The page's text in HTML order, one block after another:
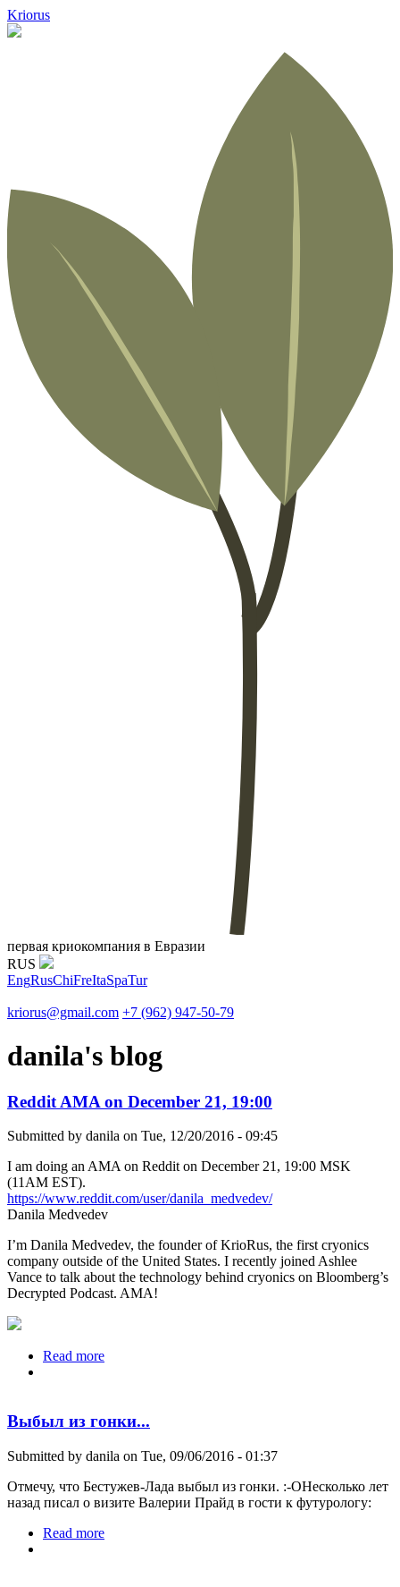
Kriorus
первая криокомпания в Евразии
RUS
EngRusChiFreItaSpaTur
kriorus@gmail.com +7 (962) 947-50-79
danila's blog
Reddit AMA on December 21, 19:00
Submitted by danila on Tue, 12/20/2016 - 09:45
I am doing an AMA on Reddit on December 21, 19:00 MSK
(11AM EST).
https://www.reddit.com/user/danila_medvedev/
Danila Medvedev
I’m Danila Medvedev, the founder of KrioRus, the first cryonics
company outside of the United States. I recently joined Ashlee
Vance to talk about the technology behind cryonics on Bloomberg’s
Decrypted Podcast. AMA!
Read more
Выбыл из гонки...
Submitted by danila on Tue, 09/06/2016 - 01:37
Отмечу, что Бестужев-Лада выбыл из гонки. :-OНесколько лет
назад писал о визите Валерии Прайд в гости к футурологу:
Read more